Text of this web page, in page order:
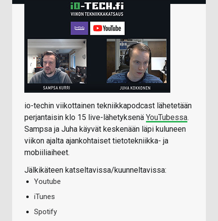
io-techin viikottainen tekniikkapodcast lähetetään
perjantaisin klo 15 live-lähetyksenä YouTubessa.
Sampsa ja Juha käyvät keskenään läpi kuluneen
viikon ajalta ajankohtaiset tietotekniikka- ja
mobiiliaiheet.
Jälkikäteen katseltavissa/kuunneltavissa:
Youtube
iTunes
Spotify